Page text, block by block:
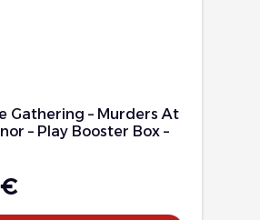
Gathering – Murders At
– Play Booster Box –
€